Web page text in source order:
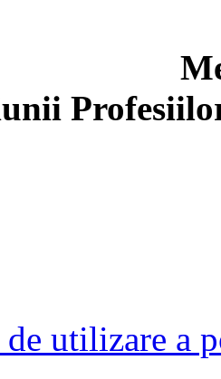
utilizare a